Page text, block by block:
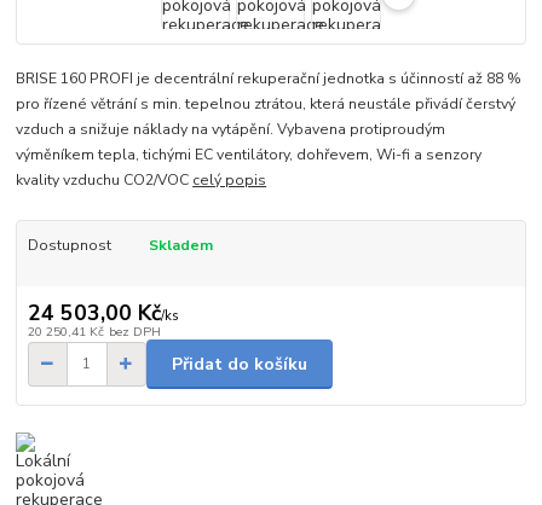
BRISE 160 PROFI je decentrální rekuperační jednotka s účinností až 88 %
pro řízené větrání s min. tepelnou ztrátou, která neustále přivádí čerstvý
vzduch a snižuje náklady na vytápění. Vybavena protiproudým
výměníkem tepla, tichými EC ventilátory, dohřevem, Wi-fi a senzory
kvality vzduchu CO2/VOC celý popis
Dostupnost Skladem
24 503,00 Kč/ks
20 250,41 Kč bez DPH
Přidat do košíku